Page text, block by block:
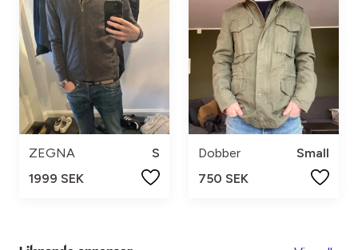
ZEGNA
S
1999 SEK
Dobber
Small
750 SEK